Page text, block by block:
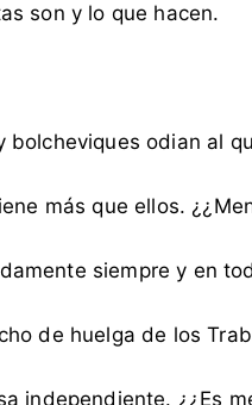
son y lo que hacen.
bolcheviques odian al
más que ellos.
siempre y en
de huelga de los
independiente. ¿¿Es